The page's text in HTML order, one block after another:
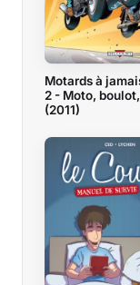
Motards à
2 - Moto,
(2011)